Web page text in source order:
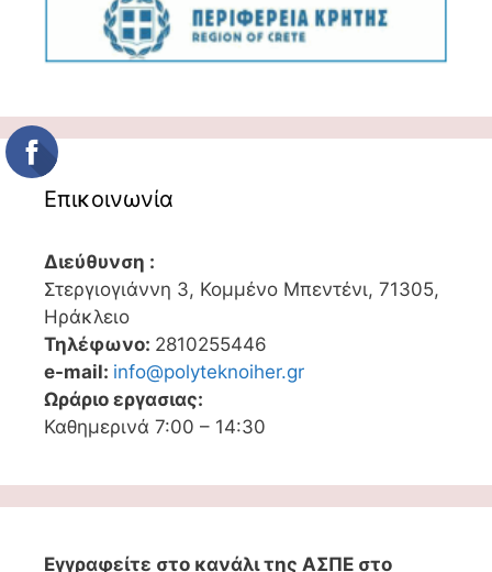
Επικοινωνία
Διεύθυνση :
Στεργιογιάννη 3, Κομμένο Μπεντένι, 71305,
Ηράκλειο
Τηλέφωνο: 2810255446
e-mail: info@polyteknoiher.gr
Ωράριο εργασιας:
Καθημερινά 7:00 – 14:30
Εγγραφείτε στο κανάλι της ΑΣΠΕ στο